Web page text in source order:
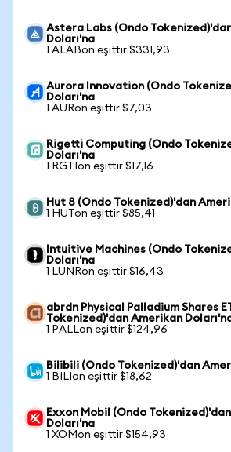
Astera Labs (Ondo
Doları'na
1 ALABon eşittir $331,93
Aurora Innovation (Ondo
Doları'na
1 AURon eşittir $7,03
Rigetti Computing (Ondo
Doları'na
1 RGTIon eşittir $17,16
Hut 8 (Ondo Tokenized)'dan
1 HUTon eşittir $85,41
Intuitive Machines (Ondo
Doları'na
1 LUNRon eşittir $16,43
abrdn Physical Palladium Shares
Tokenized)'dan Amerikan
1 PALLon eşittir $124,96
Bilibili (Ondo Tokenized)'dan
1 BILIon eşittir $18,62
Exxon Mobil (Ondo
Doları'na
1 XOMon eşittir $154,93